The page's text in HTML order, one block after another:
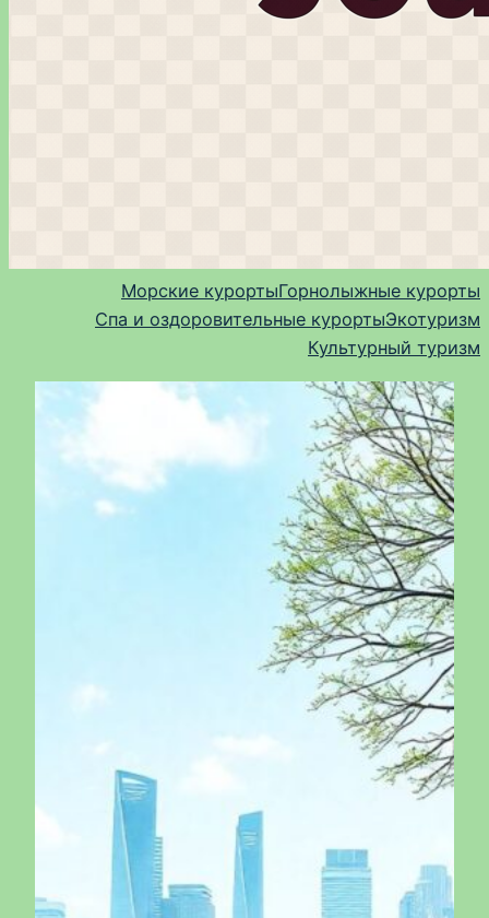
Морские курортыГорнолыжные курорты
Спа и оздоровительные курортыЭкотуризм
Культурный туризм